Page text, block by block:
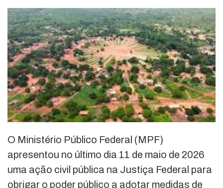
O Ministério Público Federal (MPF)
apresentou no último dia 11 de maio de 2026
uma ação civil pública na Justiça Federal para
obrigar o poder público a adotar medidas de